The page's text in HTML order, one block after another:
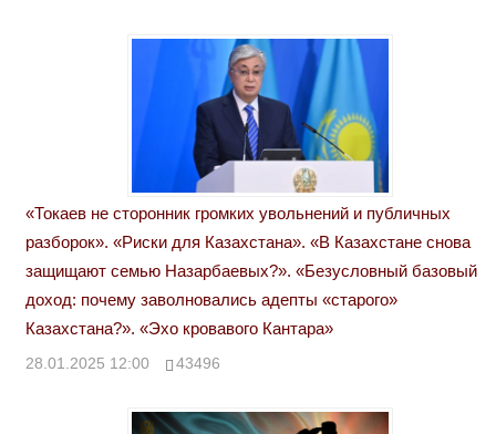
«Токаев не сторонник громких увольнений и публичных
разборок». «Риски для Казахстана». «В Казахстане снова
защищают семью Назарбаевых?». «Безусловный базовый
доход: почему заволновались адепты «старого»
Казахстана?». «Эхо кровавого Кантара»
28.01.2025 12:00 43496